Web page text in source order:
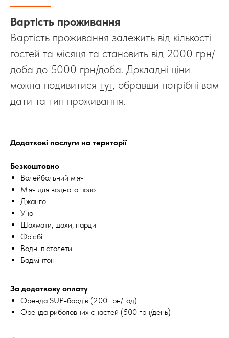
Вартість проживання
Вартість проживання залежить від кількості
гостей та місяця та становить від 2000 грн/
доба до 5000 грн/доба. Докладні ціни
можна подивитися тут, обравши потрібні вам
дати та тип проживання.
Додаткові послуги на території
Безкоштовно
Волейбольний м'яч
М'яч для водного поло
Джанго
Уно
Шахмати, шахи, нарди
Фрісбі
Водні пістолети
Бадмінтон
За додаткову оплату
Оренда SUP-бордів (200 грн/год)
Оренда риболовних снастей (500 грн/день)